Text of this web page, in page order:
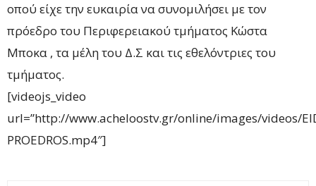
οπού είχε την ευκαιρία να συνομιλήσει με τον
πρόεδρο του Περιφερειακού τμήματος Κώστα
Μποκα , τα μέλη του Δ.Σ και τις εθελόντριες του
τμήματος.
[videojs_video
url=”http://www.acheloostv.gr/online/images/videos/
PROEDROS.mp4″]